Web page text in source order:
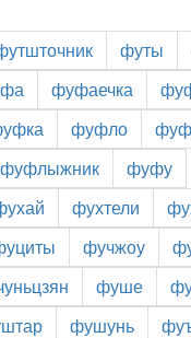
футы
фуфаечка
фуфло
фуфлыжник
фуфу
фухтели
фучжоу
фуше
фушунь